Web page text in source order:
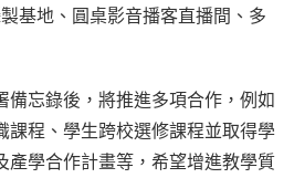
基地、圓桌影音播客直播間、多
備忘錄後，將推進多項合作，例如
課程、學生跨校選修課程並取得學
產學合作計畫等，希望增進教學質